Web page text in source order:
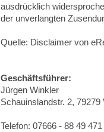
ausdrücklich
der unverlangten
Quelle: Disclaimer von
Geschäftsführer:
Jürgen Winkler
Schauinslandstr. 2, 79279
Telefon: 07666 - 88 49 471